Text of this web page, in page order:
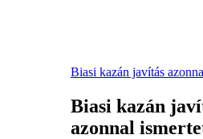
Biasi kazán javítás
Biasi kazán
azonnal